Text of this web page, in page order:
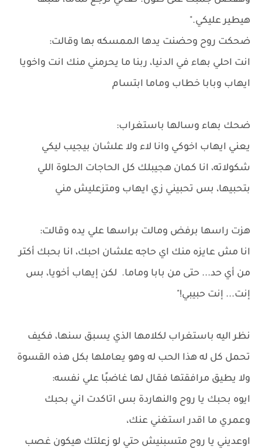
هيطير عليكي."
ضحكت روح وحضنت يدها الممسكه بها وقالت:
انت احلي بهاء في الدنيا، ربنا ما يحرمني منك انت واخويا
ايهاب وبابا خطاب وماما ابتسام
ضحك بهاء وسالها باستغراب:
يعني ايهاب اخوكي وانا لاء ولا علشان بيجيب ليكي
شكولاته، انا كمان هجيبلك كل الحاجات الحلوة اللي
بتحبيها، بس تحبيني زي ايهاب ومتزعليش مني
هزت راسها برفض ومالت براسها علي يده وقالت:
انا مش عايزه منك اي حاجه علشان احبك، انا بحبك أكتر
من أي حد... حتى من بابا وماما. لكن إيهاب أخويا، بس
إنت... إنت حبيبي!"
نظر اليه باستغراب لكلامها الذي يسبق سنها، فكيف
تحمل كل له هذا الحب له وهو يعاملها بكل هذه القسوة
ولا يطيق مرافقتها فقال لها غاضبًا علي نفسه:
ايوه بحبك يا روح والنهاردة بس اتاكدت اني بحبك
وعمري ما اقدر استغني عنك،
اوعديني يا روح متسبنيش حتي لو زعلتك هيكون غصب